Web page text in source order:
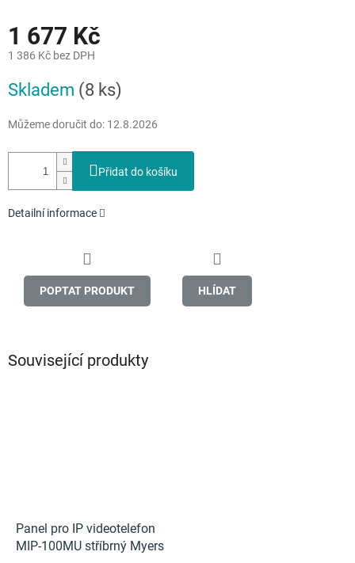
1 677 Kč
1 386 Kč bez DPH
cena:
Skladem (8 ks)
Můžeme doručit do: 12.8.2026
Přidat do košíku
Detailní informace
POPTAT PRODUKT HLÍDAT
Související produkty
Panel pro IP videotelefon
MIP-100MU stříbrný Myers